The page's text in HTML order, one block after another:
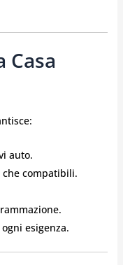
Casa
auto.
compatibili.
esigenza.